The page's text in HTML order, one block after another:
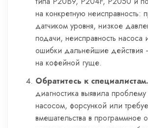
на конкретную неисправность:
датчиком уровня, низкое
подачи, неисправность
ошибки дальнейшие действия
на кофейной гуще.
Обратитесь к специалистам.
диагностика выявила
насосом, форсункой или
вмешательства в программное